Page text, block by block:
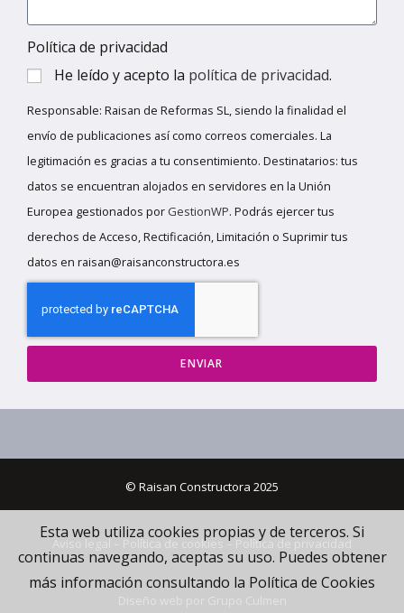
Política de privacidad
He leído y acepto la política de privacidad.
Responsable: Raisan de Reformas SL, siendo la finalidad el
envío de publicaciones así como correos comerciales. La
legitimación es gracias a tu consentimiento. Destinatarios: tus
datos se encuentran alojados en servidores en la Unión
Europea gestionados por GestionWP. Podrás ejercer tus
derechos de Acceso, Rectificación, Limitación o Suprimir tus
datos en raisan@raisanconstructora.es
ENVIAR
© Raisan Constructora 2025
Política de cookies – Política de privacidad
Esta web utiliza cookies propias y de terceros. Si
continuas navegando, aceptas su uso. Puedes obtener
más información consultando la Política de Cookies